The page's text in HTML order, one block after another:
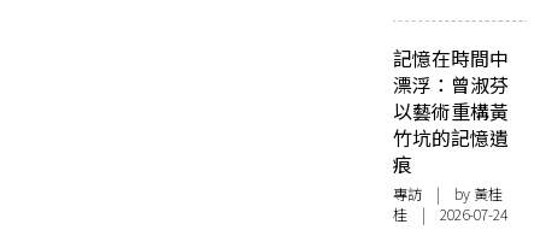
記憶在時間中
漂浮：曾淑芬
以藝術重構黃
竹坑的記憶遺
痕
專訪 | by 黃桂
桂 | 2026-07-24